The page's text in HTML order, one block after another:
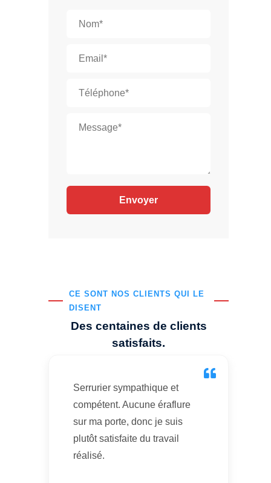
CE SONT NOS CLIENTS QUI LE
DISENT
Des centaines de clients
satisfaits.
Serrurier sympathique et
compétent. Aucune éraflure
sur ma porte, donc je suis
plutôt satisfaite du travail
réalisé.